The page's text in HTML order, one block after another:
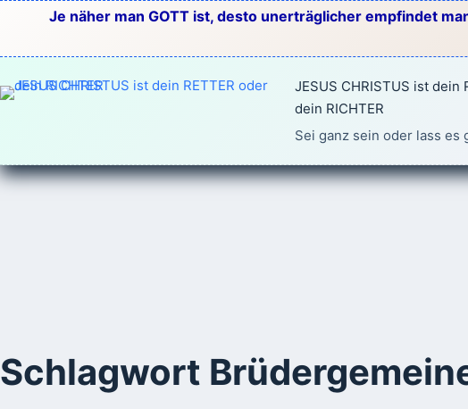
springen
Je näher man GOTT ist, desto unerträglicher empfindet
JESUS CHRISTUS ist dein
dein RICHTER
Sei ganz sein oder lass es
Schlagwort